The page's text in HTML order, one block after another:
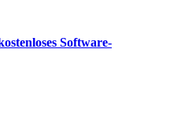
Software-